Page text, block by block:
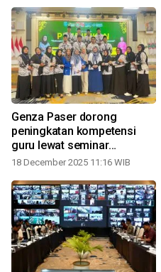
Genza Paser dorong
peningkatan kompetensi
guru lewat seminar
pendidikan nasional
18 December 2025 11:16 WIB